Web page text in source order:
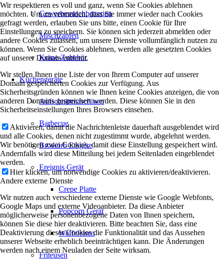
Gewerbemischbatterien
Mischzapfen
Kräne-Zubehör
Küchengeräte
Aufschnittmaschinen
Barbecue
Brotkorb Etagère
Ereignis Gerät
Crepe Platte
Popcorn Gerät
Waffeleisen
Friteusen
Wir respektieren es voll und ganz, wenn Sie Cookies ablehnen
möchten. Um zu vermeiden, dass Sie immer wieder nach Cookies
gefragt werden, erlauben Sie uns bitte, einen Cookie für Ihre
Einstellungen zu speichern. Sie können sich jederzeit abmelden oder
andere Cookies zulassen, um unsere Dienste vollumfänglich nutzen zu
können. Wenn Sie Cookies ablehnen, werden alle gesetzten Cookies
auf unserer Domain entfernt.
Wir stellen Ihnen eine Liste der von Ihrem Computer auf unserer
Domain gespeicherten Cookies zur Verfügung. Aus
Sicherheitsgründen können wie Ihnen keine Cookies anzeigen, die von
anderen Domains gespeichert werden. Diese können Sie in den
Sicherheitseinstellungen Ihres Browsers einsehen.
Aktivieren, damit die Nachrichtenleiste dauerhaft ausgeblendet wird
und alle Cookies, denen nicht zugestimmt wurde, abgelehnt werden.
Wir benötigen zwei Cookies, damit diese Einstellung gespeichert wird.
Andernfalls wird diese Mitteilung bei jedem Seitenladen eingeblendet
werden.
Hier klicken, um notwendige Cookies zu aktivieren/deaktivieren.
Andere externe Dienste
Wir nutzen auch verschiedene externe Dienste wie Google Webfonts,
Google Maps und externe Videoanbieter. Da diese Anbieter
möglicherweise personenbezogene Daten von Ihnen speichern,
können Sie diese hier deaktivieren. Bitte beachten Sie, dass eine
Deaktivierung dieser Cookies die Funktionalität und das Aussehen
unserer Webseite erheblich beeinträchtigen kann. Die Änderungen
werden nach einem Neuladen der Seite wirksam.